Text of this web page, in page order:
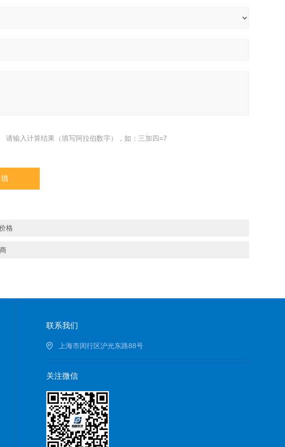
请输入计算结果（填写阿拉伯数字），如：三加四=7
格
联系我们
上海市闵行区沪光东路88号
关注微信